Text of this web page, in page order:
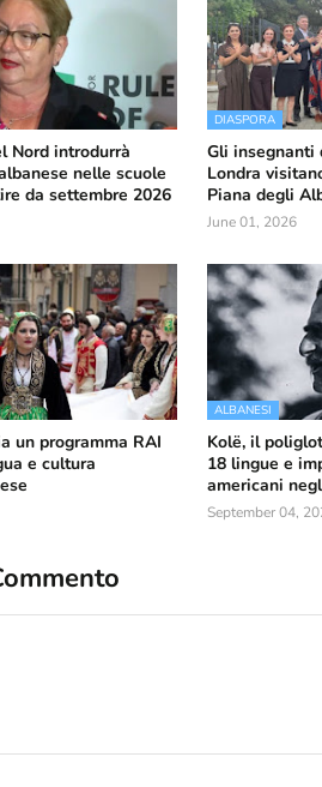
Nord introdurrà
nelle scuole
da settembre 2026
DIASPORA
Gli insegnanti
Londra
Piana degli
June 01, 2026
un programma RAI
e cultura
ALBANESI
Kolë, il
18 lingue e
americani
September 04,